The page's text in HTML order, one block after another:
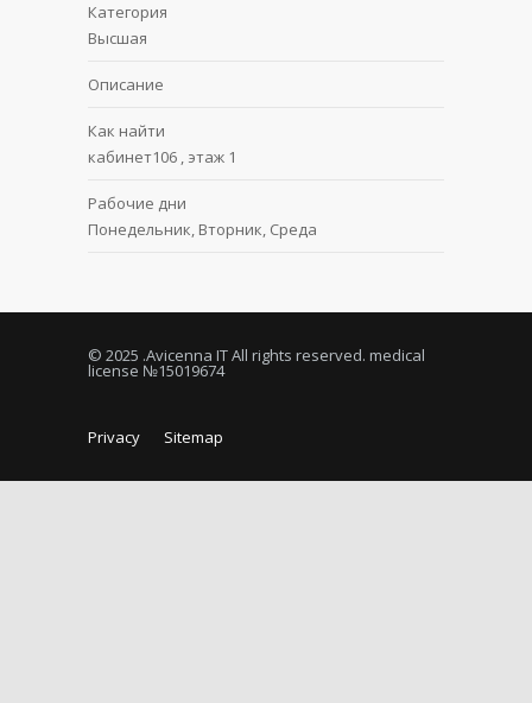
Категория
Высшая
Описание
Как найти
кабинет106 , этаж 1
Рабочие дни
Понедельник, Вторник, Среда
© 2025 .Avicenna IT All rights reserved. medical
license №15019674
Privacy Sitemap